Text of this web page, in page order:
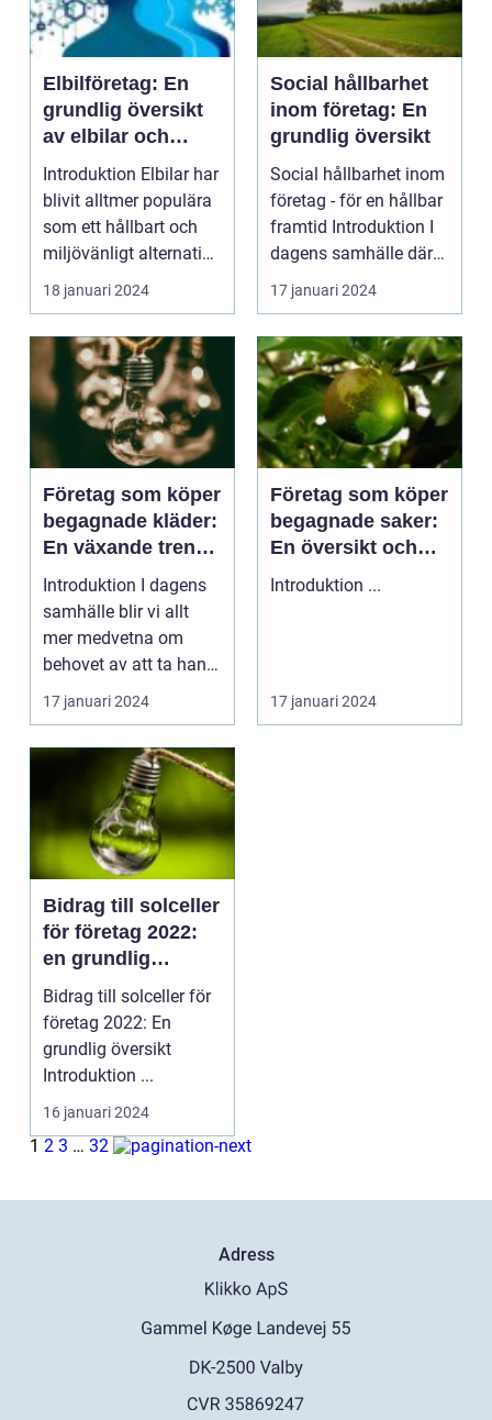
Elbilföretag: En
grundlig översikt
av elbilar och
deras tillverkare
Introduktion Elbilar har
blivit alltmer populära
som ett hållbart och
miljövänligt alternativ
inom ...
18 januari 2024
Social hållbarhet
inom företag: En
grundlig översikt
Social hållbarhet inom
företag - för en hållbar
framtid Introduktion I
dagens samhälle där
hållbarh...
17 januari 2024
Företag som köper
begagnade kläder:
En växande trend
inom hållbarhet
och ekonomi
Introduktion I dagens
samhälle blir vi allt
mer medvetna om
behovet av att ta hand
om vår planet och...
17 januari 2024
Företag som köper
begagnade saker:
En översikt och
analys
Introduktion ...
17 januari 2024
Bidrag till solceller
för företag 2022:
en grundlig
översikt
Bidrag till solceller för
företag 2022: En
grundlig översikt
Introduktion ...
16 januari 2024
1 2 3 … 32
Adress